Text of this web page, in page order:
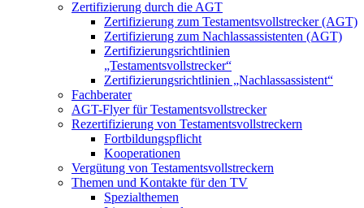
Zertifizierung durch die AGT
Zertifizierung zum Testamentsvollstrecker (AGT)
Zertifizierung zum Nachlassassistenten (AGT)
Zertifizierungsrichtlinien
„Testamentsvollstrecker“
Zertifizierungsrichtlinien „Nachlassassistent“
Fachberater
AGT-Flyer für Testamentsvollstrecker
Rezertifizierung von Testamentsvollstreckern
Fortbildungspflicht
Kooperationen
Vergütung von Testamentsvollstreckern
Themen und Kontakte für den TV
Spezialthemen